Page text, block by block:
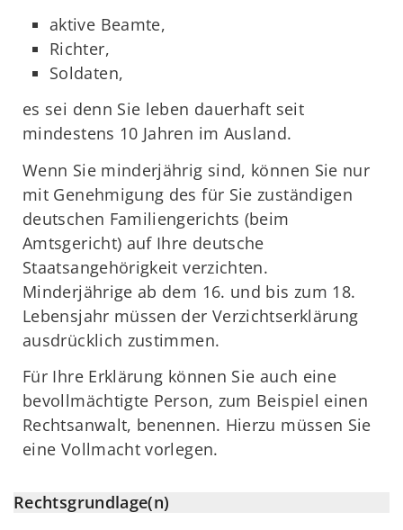
aktive Beamte,
Richter,
Soldaten,
es sei denn Sie leben dauerhaft seit
mindestens 10 Jahren im Ausland.
Wenn Sie minderjährig sind, können Sie nur
mit Genehmigung des für Sie zuständigen
deutschen Familiengerichts (beim
Amtsgericht) auf Ihre deutsche
Staatsangehörigkeit verzichten.
Minderjährige ab dem 16. und bis zum 18.
Lebensjahr müssen der Verzichtserklärung
ausdrücklich zustimmen.
Für Ihre Erklärung können Sie auch eine
bevollmächtigte Person, zum Beispiel einen
Rechtsanwalt, benennen. Hierzu müssen Sie
eine Vollmacht vorlegen.
Rechtsgrundlage(n)